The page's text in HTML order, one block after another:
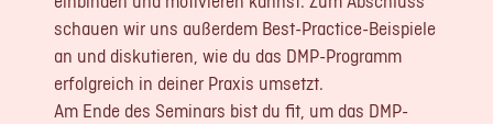
schauen wir uns außerdem Best-Practice-Beispiele
an und diskutieren, wie du das DMP-Programm
erfolgreich in deiner Praxis umsetzt.
Am Ende des Seminars bist du fit, um das DMP-